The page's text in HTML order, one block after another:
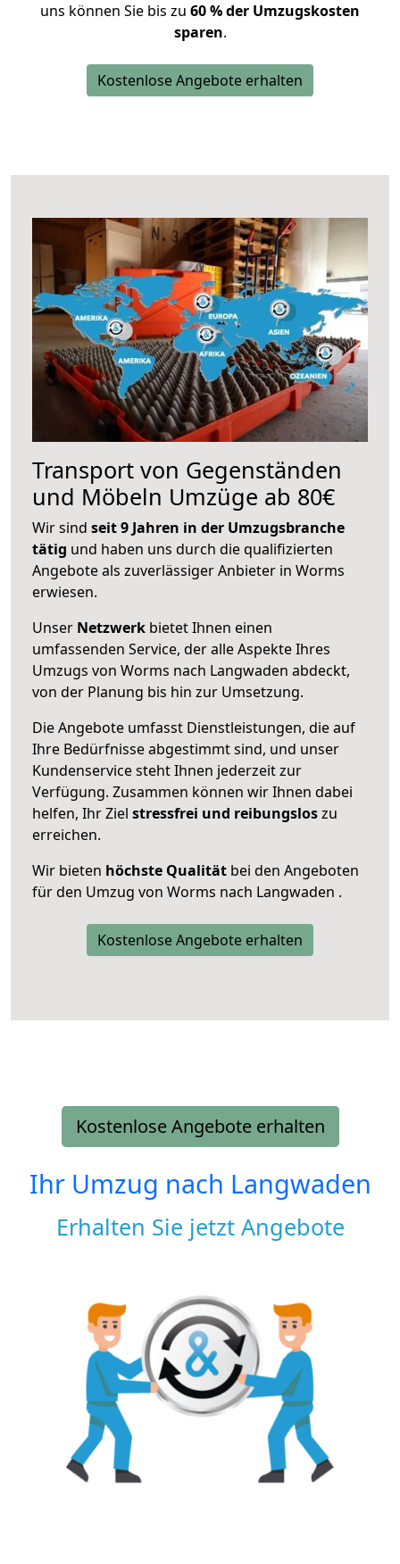
uns können Sie bis zu 60 % der Umzugskosten
sparen.
Kostenlose Angebote erhalten
Transport von Gegenständen
und Möbeln Umzüge ab 80€
Wir sind seit 9 Jahren in der Umzugsbranche
tätig und haben uns durch die qualifizierten
Angebote als zuverlässiger Anbieter in Worms
erwiesen.
Unser Netzwerk bietet Ihnen einen
umfassenden Service, der alle Aspekte Ihres
Umzugs von Worms nach Langwaden abdeckt,
von der Planung bis hin zur Umsetzung.
Die Angebote umfasst Dienstleistungen, die auf
Ihre Bedürfnisse abgestimmt sind, und unser
Kundenservice steht Ihnen jederzeit zur
Verfügung. Zusammen können wir Ihnen dabei
helfen, Ihr Ziel stressfrei und reibungsloszu
erreichen.
Wir bieten höchste Qualität bei den Angeboten
für den Umzug von Worms nach Langwaden .
Kostenlose Angebote erhalten
Kostenlose Angebote erhalten
Ihr Umzug nach Langwaden
Erhalten Sie jetzt Angebote